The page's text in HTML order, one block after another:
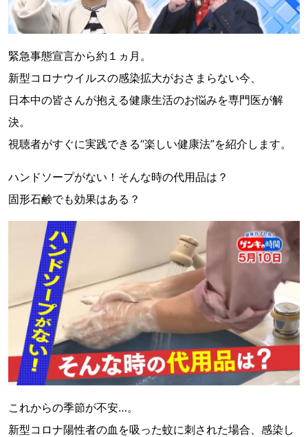
緊急事態宣言から約１ヵ月。
新型コロナウイルスの感染拡大がおさまらない今、
日本中の皆さんが抱える健康生活のお悩みを専門医が解
決。
視聴者がすぐに実践できる“楽しい健康法”を紹介します。
ハンドソープがない！そんな時の代用品は？
固形石鹸でも効果はある？
これからの季節が不安…。
新型コロナ陽性者の血を吸った蚊に刺された場合、感染し